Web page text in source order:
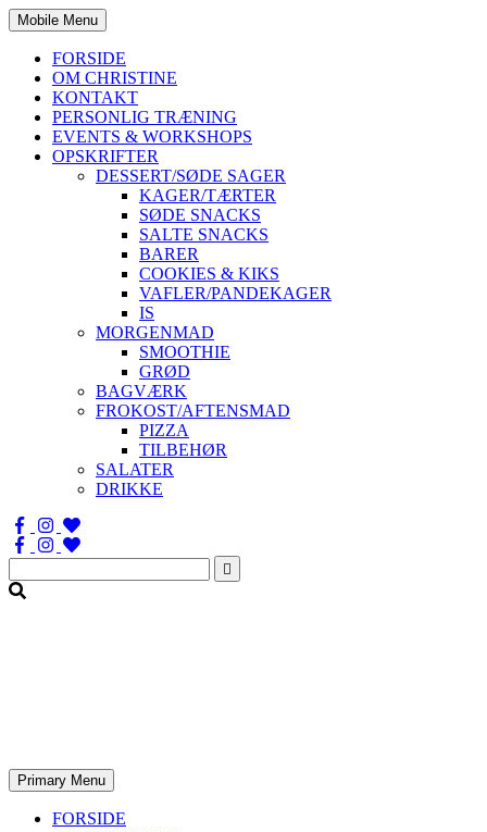
Mobile Menu
FORSIDE
OM CHRISTINE
KONTAKT
PERSONLIG TRÆNING
EVENTS & WORKSHOPS
OPSKRIFTER
DESSERT/SØDE SAGER
KAGER/TÆRTER
SØDE SNACKS
SALTE SNACKS
BARER
COOKIES & KIKS
VAFLER/PANDEKAGER
IS
MORGENMAD
SMOOTHIE
GRØD
BAGVÆRK
FROKOST/AFTENSMAD
PIZZA
TILBEHØR
SALATER
DRIKKE
Søg
efter:
Primary Menu
FORSIDE